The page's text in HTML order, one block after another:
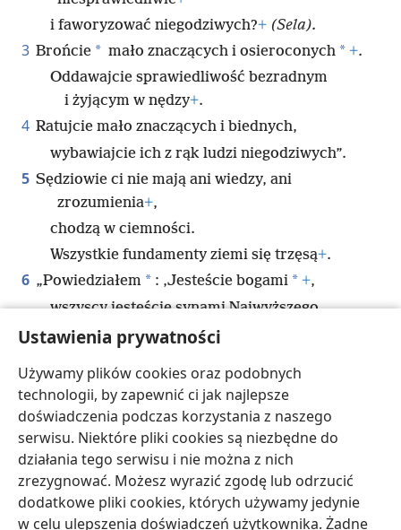
Ustawienia prywatności
Używamy plików cookies oraz podobnych
technologii, by zapewnić ci jak najlepsze
doświadczenia podczas korzystania z naszego
serwisu. Niektóre pliki cookies są niezbędne do
działania tego serwisu i nie można z nich
zrezygnować. Możesz wyrazić zgodę lub odrzucić
dodatkowe pliki cookies, których używamy jedynie
w celu ulepszenia doświadczeń użytkownika. Żadne
i faworyzować niegodziwych?+ (Sela).
3 Brońcie * mało znaczących i osieroconych * +.
Oddawajcie sprawiedliwość bezradnym
i żyjącym w nędzy+.
4 Ratujcie mało znaczących i biednych,
wybawiajcie ich z rąk ludzi niegodziwych”.
5 Sędziowie ci nie mają ani wiedzy, ani
zrozumienia+,
chodzą w ciemności.
Wszystkie fundamenty ziemi się trzęsą+.
6 „Powiedziałem * : ‚Jesteście bogami * +,
wszyscy jesteście synami Najwyższego.
7 Ale umrzecie jak zwykli ludzie
8 Boże, powstań i osądź ziemię +,
bo do Ciebie należą wszystkie narody.
polski Udostępnij Ustawienia